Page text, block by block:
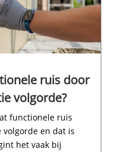
ruis door
volgorde?
functionele ruis
en dat is
het vaak bij